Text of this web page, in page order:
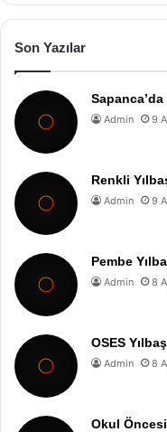
Son Yazılar
Admin 9
Renkli
Admin 9
Pembe
Admin 8
OSES
Admin 8
Okul